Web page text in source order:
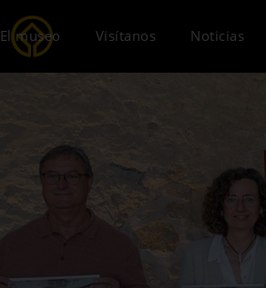
El museo Visítanos Noticias